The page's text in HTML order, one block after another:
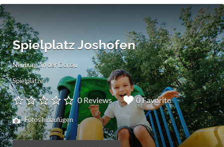
Spielplatz Joshofen
Neuburg an der Donau
Spielplätze
0 Reviews 0 Favorite
Fotos hinzufügen